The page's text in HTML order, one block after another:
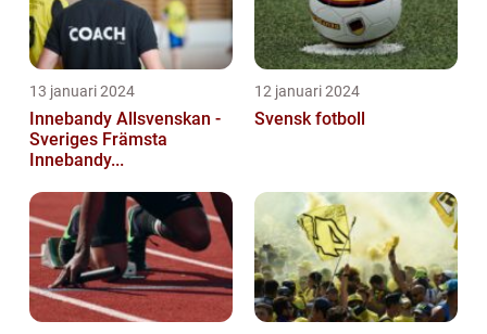
13 januari 2024
Innebandy Allsvenskan -
Sveriges Främsta
Innebandy...
12 januari 2024
Svensk fotboll